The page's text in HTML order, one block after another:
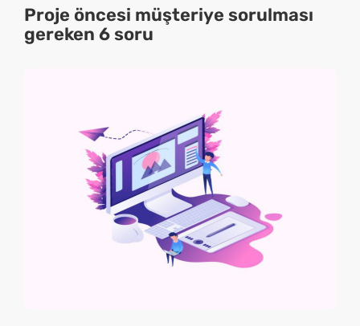
Proje öncesi müşteriye sorulması
gereken 6 soru